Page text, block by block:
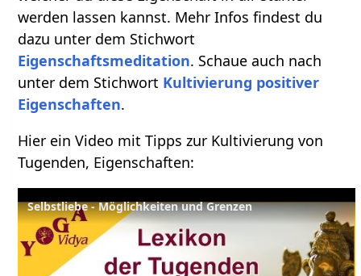
werden lassen kannst. Mehr Infos findest du
dazu unter dem Stichwort
Eigenschaftsmeditation. Schaue auch nach
unter dem Stichwort Kultivierung positiver
Eigenschaften.
Hier ein Video mit Tipps zur Kultivierung von
Tugenden, Eigenschaften:
Selbstliebe - Möglichkeiten und Grenzen